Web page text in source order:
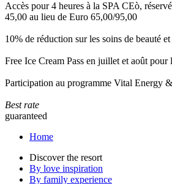
Accès pour 4 heures à la SPA CEò,
45,00 au lieu de Euro 65,00/95,00
10% de réduction sur les soins de beauté et
Free Ice Cream Pass en juillet et août pour
Participation au programme Vital Energy
Best rate
guaranteed
Home
Discover the resort
By love inspiration
By family experience